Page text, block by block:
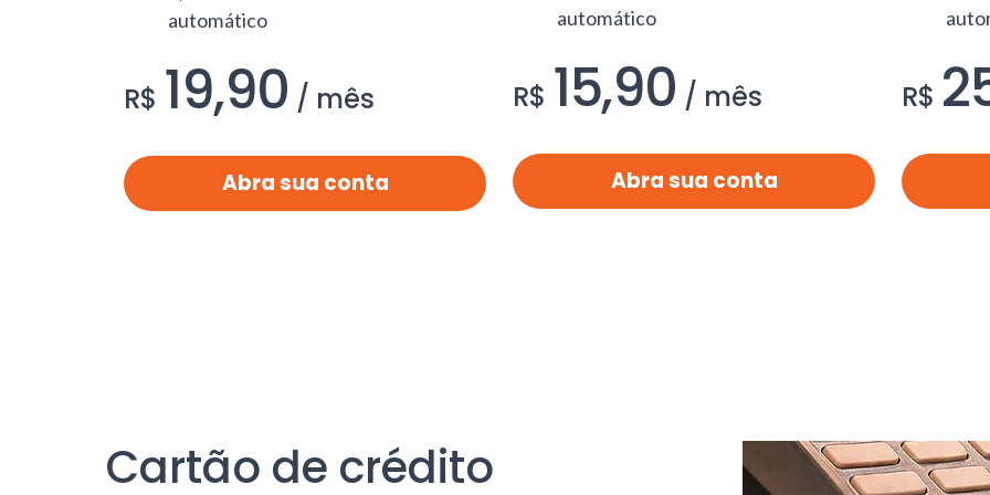
automático
R$ 19,90 / mês
Abra sua conta
automático
R$ 15,90 / mês
Abra sua conta
R$
Cartão de crédito